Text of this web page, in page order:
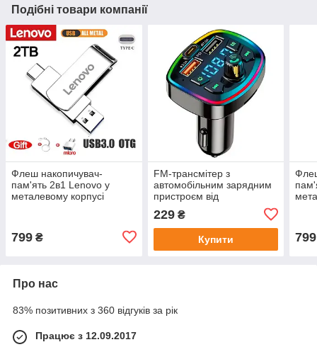
Подібні товари компанії
Флеш накопичувач-
пам'ять 2в1 Lenovo у
металевому корпусі
799 ₴
FM-трансмітер з
автомобільним зарядним
пристроєм від
USB 3.1A Модулятор
виклику без рук MicroSD
Bluetooth 5.0
229₴
Купити 799
Про нас
83% позитивних з 360 відгуків за рік
Працює з 12.09.2017